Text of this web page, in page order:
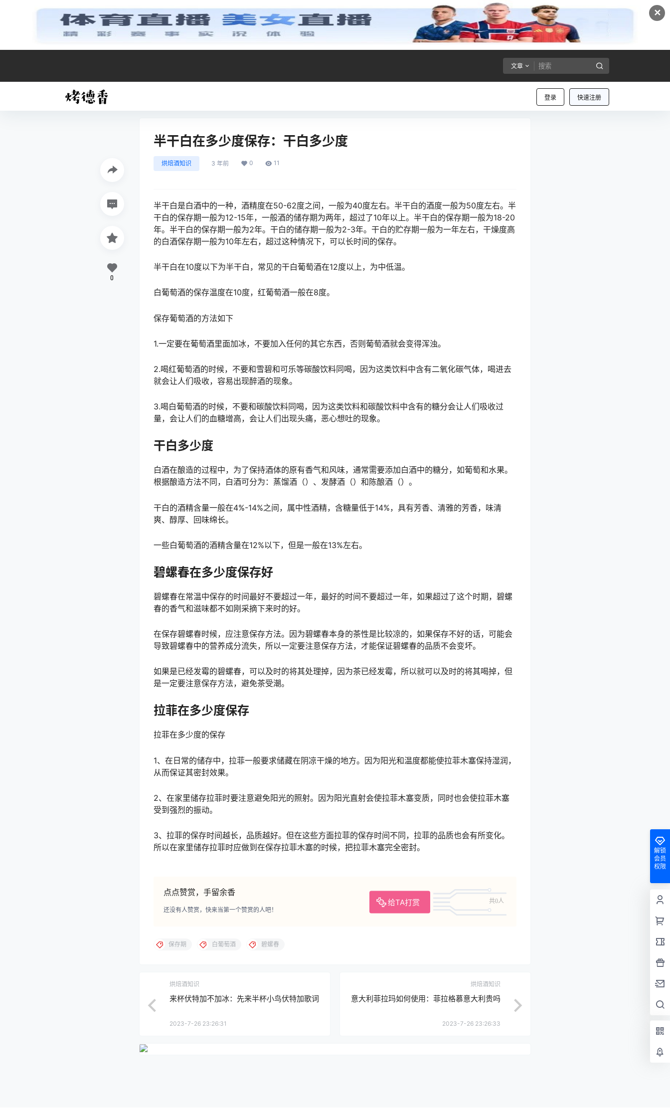
✕
文章
登录 快速注册
半干白在多少度保存：干白多少度
烘焙酒知识 3 年前 0 11
半干白是白酒中的一种，酒精度在50-62度之间，一般为40度左右。半干白的酒度一般为50度左右。半
干白的保存期一般为12-15年，一般酒的储存期为两年，超过了10年以上。半干白的保存期一般为18-20
年。半干白的保存期一般为2年。干白的储存期一般为2-3年。干白的贮存期一般为一年左右，干燥度高
的白酒保存期一般为10年左右，超过这种情况下，可以长时间的保存。
半干白在10度以下为半干白，常见的干白葡萄酒在12度以上，为中低温。
白葡萄酒的保存温度在10度，红葡萄酒一般在8度。
保存葡萄酒的方法如下
1.一定要在葡萄酒里面加冰，不要加入任何的其它东西，否则葡萄酒就会变得浑浊。
2.喝红葡萄酒的时候，不要和雪碧和可乐等碳酸饮料同喝，因为这类饮料中含有二氧化碳气体，喝进去
就会让人们吸收，容易出现醉酒的现象。
3.喝白葡萄酒的时候，不要和碳酸饮料同喝，因为这类饮料和碳酸饮料中含有的糖分会让人们吸收过
量，会让人们的血糖增高，会让人们出现头痛，恶心想吐的现象。
干白多少度
白酒在酿造的过程中，为了保持酒体的原有香气和风味，通常需要添加白酒中的糖分，如葡萄和水果。
根据酿造方法不同，白酒可分为：蒸馏酒（）、发酵酒（）和陈酿酒（）。
干白的酒精含量一般在4%-14%之间，属中性酒精，含糖量低于14%，具有芳香、清雅的芳香，味清
爽、醇厚、回味绵长。
一些白葡萄酒的酒精含量在12%以下，但是一般在13%左右。
碧螺春在多少度保存好
碧螺春在常温中保存的时间最好不要超过一年，最好的时间不要超过一年，如果超过了这个时期，碧螺
春的香气和滋味都不如刚采摘下来时的好。
在保存碧螺春时候，应注意保存方法。因为碧螺春本身的茶性是比较凉的，如果保存不好的话，可能会
导致碧螺春中的营养成分流失，所以一定要注意保存方法，才能保证碧螺春的品质不会变坏。
如果是已经发霉的碧螺春，可以及时的将其处理掉，因为茶已经发霉，所以就可以及时的将其喝掉，但
是一定要注意保存方法，避免茶受潮。
拉菲在多少度保存
拉菲在多少度的保存
1、在日常的储存中，拉菲一般要求储藏在阴凉干燥的地方。因为阳光和温度都能使拉菲木塞保持湿润，
从而保证其密封效果。
2、在家里储存拉菲时要注意避免阳光的照射。因为阳光直射会使拉菲木塞变质，同时也会使拉菲木塞
受到强烈的振动。
3、拉菲的保存时间越长，品质越好。但在这些方面拉菲的保存时间不同，拉菲的品质也会有所变化。
所以在家里储存拉菲时应做到在保存拉菲木塞的时候，把拉菲木塞完全密封。
点点赞赏，手留余香
给TA打赏 共0人
还没有人赞赏，快来当第一个赞赏的人吧！
0
保存期 白葡萄酒 碧螺春
烘焙酒知识
来杯伏特加不加冰：先来半杯小鸟伏特加歌词
2023-7-26 23:26:31
烘焙酒知识
意大利菲拉玛如何使用：菲拉格慕意大利贵吗
2023-7-26 23:26:33
解锁
会员
权限